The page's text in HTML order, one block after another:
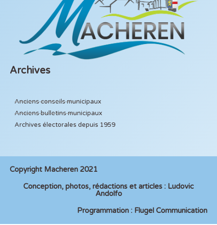
Archives
Anciens conseils municipaux
Anciens bulletins municipaux
Archives électorales depuis 1959
Copyright Macheren 2021
Conception, photos, rédactions et articles : Ludovic
Andolfo
Programmation : Flugel Communication